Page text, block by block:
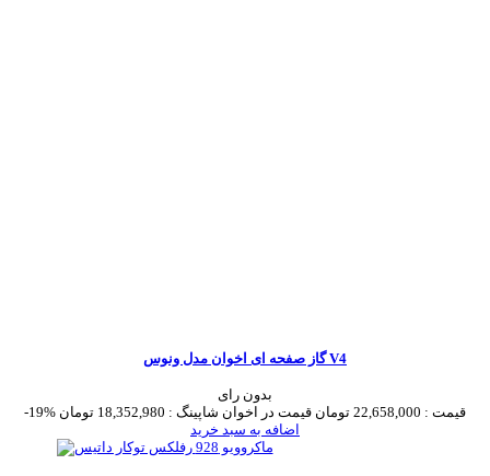
گاز صفحه ای اخوان مدل ونوس V4
بدون رای
-19%
قیمت : 22,658,000 تومان قیمت در اخوان شاپینگ : 18,352,980 تومان
اضافه به سبد خرید